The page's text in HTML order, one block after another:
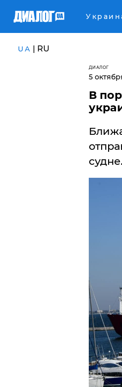
UA | RU
ДИАЛОГ
5
В
судне.